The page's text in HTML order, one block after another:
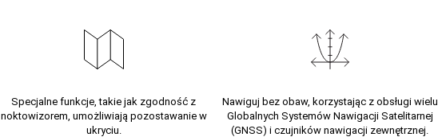
Specjalne funkcje, takie jak zgodność z
noktowizorem, umożliwiają pozostawanie w
ukryciu.
Nawiguj bez obaw, korzystając z obsługi wielu
Globalnych Systemów Nawigacji Satelitarnej
(GNSS) i czujników nawigacji zewnętrznej.